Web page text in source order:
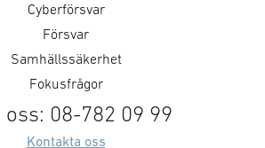
Cyberförsvar
Försvar
Samhällssäkerhet
Fokusfrågor
oss: 08-782 09 99
Kontakta oss